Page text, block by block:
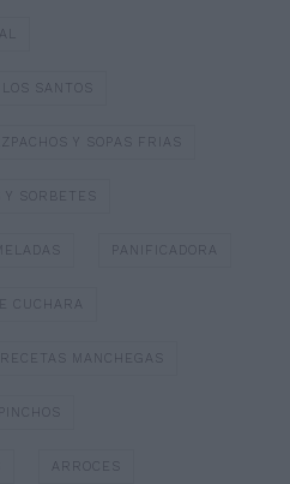
SANTOS
Y SOPAS FRIAS
Y SORBETES
PANIFICADORA
CUCHARA
RECETAS MANCHEGAS
ARROCES